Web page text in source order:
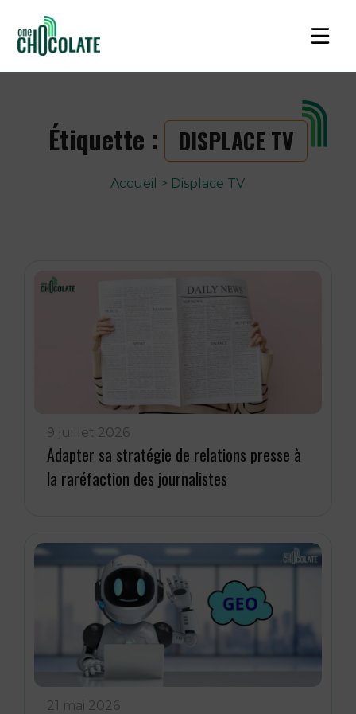
Étiquette : DISPLACE TV
Accueil > Displace TV
9 juillet 2026
Adapter sa stratégie de relations presse à
la raréfaction des journalistes
21 mai 2026